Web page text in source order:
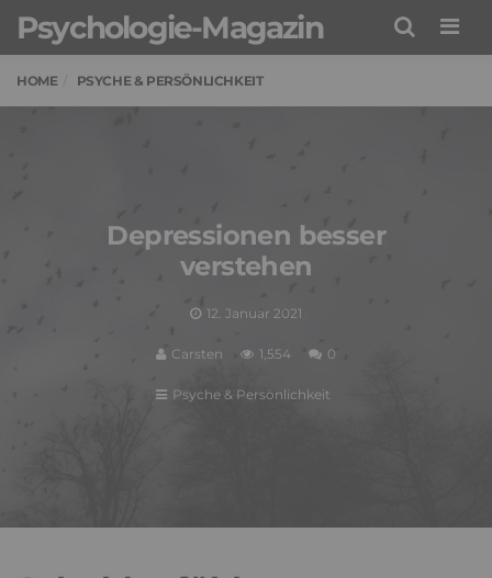
Psychologie-Magazin
HOME PSYCHE & PERSÖNLICHKEIT
Depressionen besser
verstehen
12. Januar 2021
Carsten 1,554 0
Psyche & Persönlichkeit